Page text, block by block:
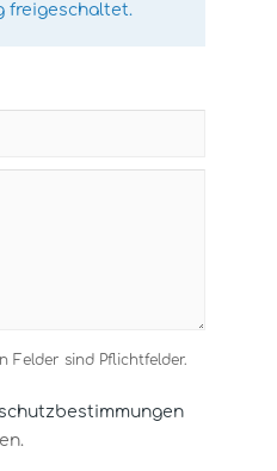
freigeschaltet.
Felder sind Pflichtfelder.